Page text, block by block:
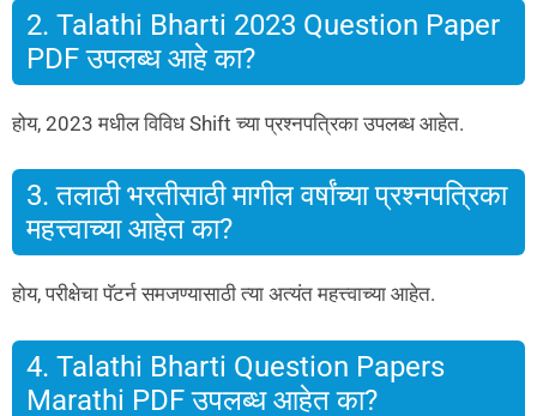
2. Talathi Bharti 2023 Question Paper
PDF उपलब्ध आहे का?
होय, 2023 मधील विविध Shift च्या प्रश्नपत्रिका उपलब्ध आहेत.
3. तलाठी भरतीसाठी मागील वर्षांच्या प्रश्नपत्रिका
महत्त्वाच्या आहेत का?
होय, परीक्षेचा पॅटर्न समजण्यासाठी त्या अत्यंत महत्त्वाच्या आहेत.
4. Talathi Bharti Question Papers
Marathi PDF उपलब्ध आहेत का?